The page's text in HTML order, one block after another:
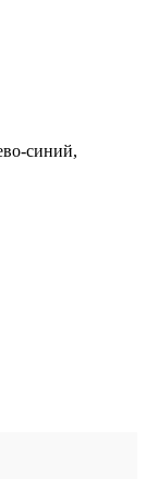
синий,